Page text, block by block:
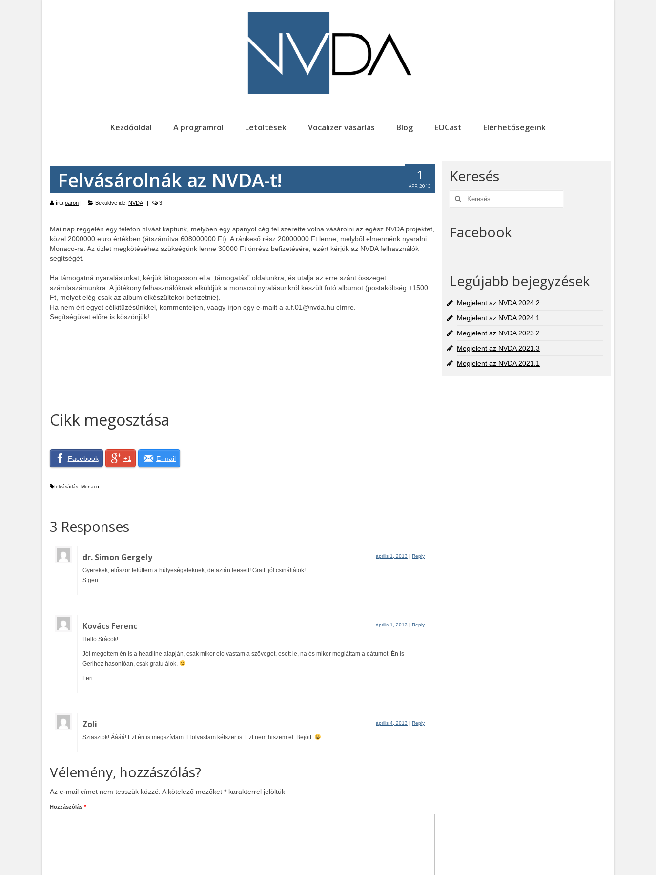
Kezdőoldal A programról Letöltések Vocalizer vásárlás Blog EOCast Elérhetőségeink
1
ÁPR 2013
Felvásárolnák az NVDA-t!
írta oaron Beküldve ide: NVDA 3
Mai nap reggelén egy telefon hívást kaptunk, melyben egy spanyol cég fel szerette volna vásárolni az egész NVDA projektet,
közel 2000000 euro értékben (átszámítva 608000000 Ft). A ránkeső rész 20000000 Ft lenne, melyből elmennénk nyaralni
Monaco-ra. Az üzlet megkötéséhez szükségünk lenne 30000 Ft önrész befizetésére, ezért kérjük az NVDA felhasználók
segítségét.
Ha támogatná nyaralásunkat, kérjük látogasson el a „támogatás” oldalunkra, és utalja az erre szánt összeget
számlaszámunkra. A jótékony felhasználóknak elküldjük a monacoi nyralásunkról készült fotó albumot (postaköltség +1500
Ft, melyet elég csak az album elkészültekor befizetnie).
Ha nem ért egyet célkitűzésünkkel, kommenteljen, vaagy írjon egy e-mailt a a.f.01@nvda.hu címre.
Segítségüket előre is köszönjük!
Cikk megosztása
Facebook +1 E-mail
felvásárlás Monaco
3 Responses
dr. Simon Gergely április 1, 2013 | Reply
Gyerekek, először felültem a hülyeségeteknek, de aztán leesett! Gratt, jól csináltátok!
S.geri
Kovács Ferenc április 1, 2013 | Reply
Hello Srácok!
Jól megettem én is a headline alapján, csak mikor elolvastam a szöveget, esett le, na és mikor megláttam a dátumot. Én is
Gerihez hasonlóan, csak gratulálok.
Feri
Zoli április 4, 2013 | Reply
Sziasztok! Áááá! Ezt én is megszívtam. Elolvastam kétszer is. Ezt nem hiszem el. Bejött.
Vélemény, hozzászólás?
Az e-mail címet nem tesszük közzé. A kötelező mezőket * karakterrel jelöltük
Hozzászólás *
Keresés
Keresés:
Facebook
Legújabb bejegyzések
Megjelent az NVDA 2024.2
Megjelent az NVDA 2024.1
Megjelent az NVDA 2023.2
Megjelent az NVDA 2021.3
Megjelent az NVDA 2021.1